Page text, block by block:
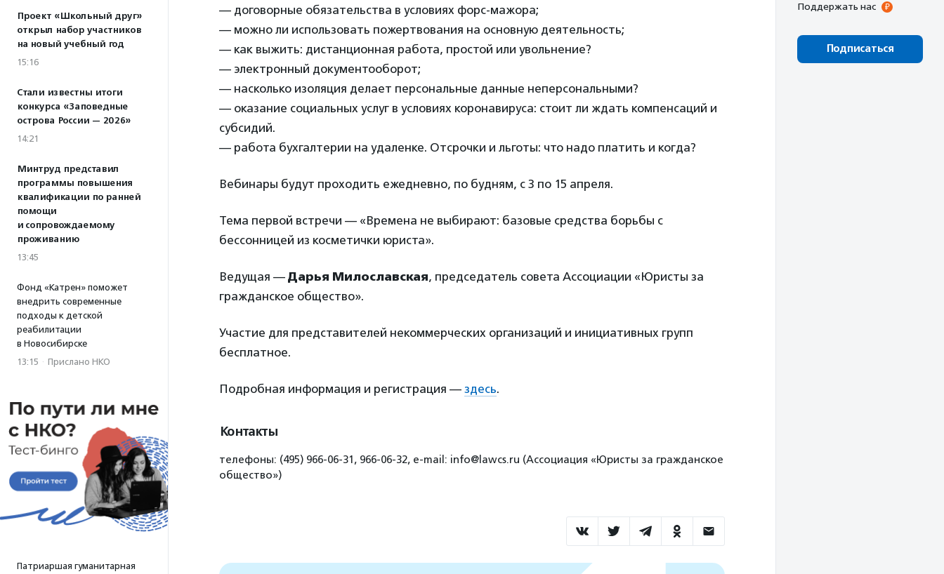
Проект «Школьный друг»
открыл набор участников
на новый учебный год
15:16
Стали известны итоги
конкурса «Заповедные
острова России — 2026»
14:21
Минтруд представил
программы повышения
квалификации по ранней
помощи
и сопровождаемому
проживанию
13:45
Фонд «Катрен» поможет
внедрить современные
подходы к детской
реабилитации
в Новосибирске
13:15 · Прислано НКО
Патриаршая гуманитарная
— договорные обязательства в условиях форс-мажора;
— можно ли использовать пожертвования на основную деятельность;
— как выжить: дистанционная работа, простой или увольнение?
— электронный документооборот;
— насколько изоляция делает персональные данные неперсональными?
— оказание социальных услуг в условиях коронавируса: стоит ли ждать компенсаций и
субсидий.
— работа бухгалтерии на удаленке. Отсрочки и льготы: что надо платить и когда?
Вебинары будут проходить ежедневно, по будням, с 3 по 15 апреля.
Тема первой встречи — «Времена не выбирают: базовые средства борьбы с
бессонницей из косметички юриста».
Ведущая — Дарья Милославская, председатель совета Ассоциации «Юристы за
гражданское общество».
Участие для представителей некоммерческих организаций и инициативных групп
бесплатное.
Подробная информация и регистрация — здесь.
Контакты
телефоны: (495) 966-06-31, 966-06-32, e-mail: info@lawcs.ru (Ассоциация «Юристы за гражданское
общество»)
Поддержать нас
Подписаться